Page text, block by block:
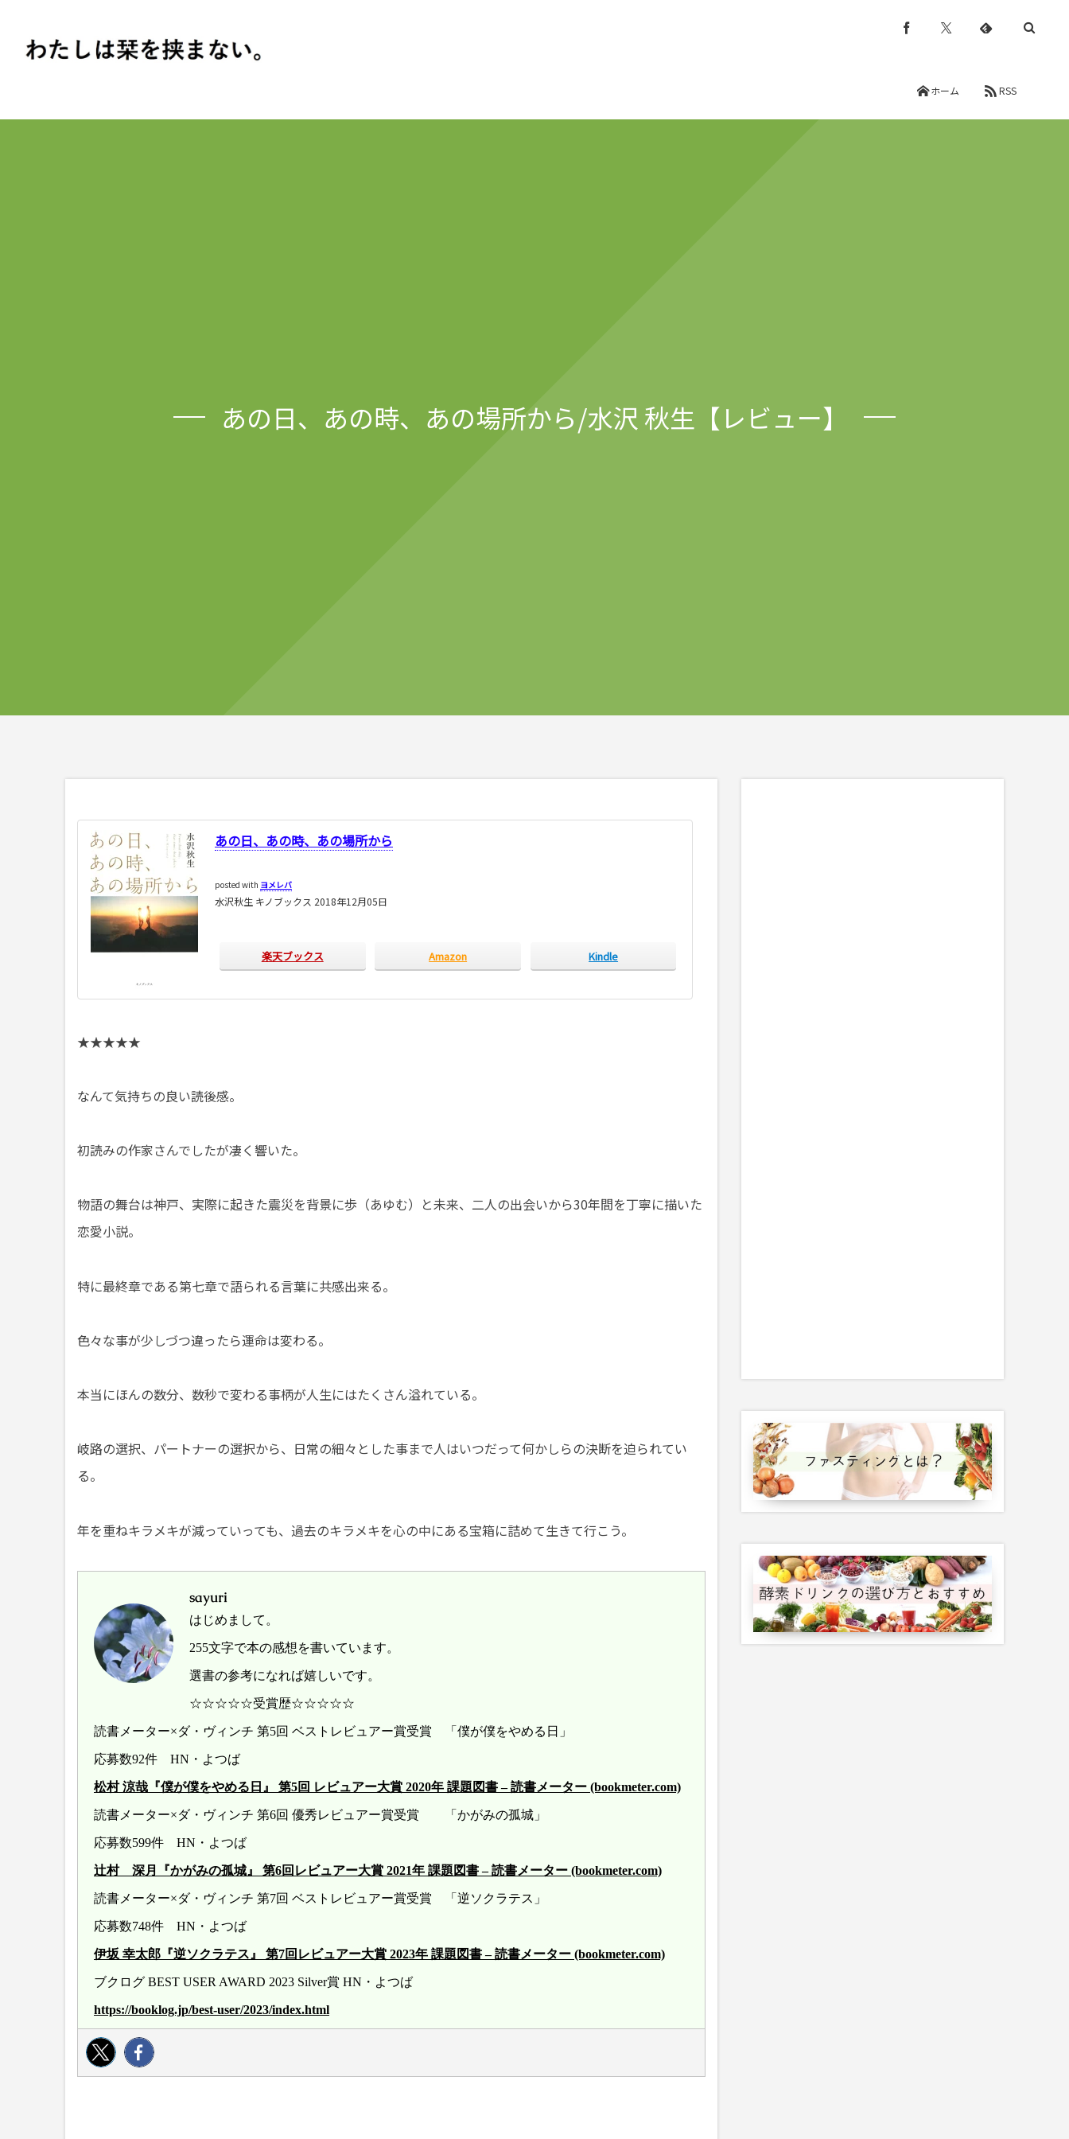
ホーム RSS
あの日、あの時、あの場所から/水沢 秋生【レビュー】
あの日、あの時、あの場所から
posted with ヨメレバ
水沢秋生 キノブックス 2018年12月05日
楽天ブックス Amazon Kindle
★★★★★
なんて気持ちの良い読後感。
初読みの作家さんでしたが凄く響いた。
物語の舞台は神戸、実際に起きた震災を背景に歩（あゆむ）と未来、二人の出会いから30年間を丁寧に描いた
恋愛小説。
特に最終章である第七章で語られる言葉に共感出来る。
色々な事が少しづつ違ったら運命は変わる。
本当にほんの数分、数秒で変わる事柄が人生にはたくさん溢れている。
岐路の選択、パートナーの選択から、日常の細々とした事まで人はいつだって何かしらの決断を迫られてい
る。
年を重ねキラメキが減っていっても、過去のキラメキを心の中にある宝箱に詰めて生きて行こう。
sayuri
はじめまして。
255文字で本の感想を書いています。
選書の参考になれば嬉しいです。
☆☆☆☆☆受賞歴☆☆☆☆☆
読書メーター×ダ・ヴィンチ 第5回 ベストレビュアー賞受賞 「僕が僕をやめる日」
応募数92件 HN・よつば
松村 涼哉『僕が僕をやめる日』 第5回 レビュアー大賞 2020年 課題図書 – 読書メーター (bookmeter.com)
読書メーター×ダ・ヴィンチ 第6回 優秀レビュアー賞受賞 「かがみの孤城」
応募数599件 HN・よつば
辻村 深月『かがみの孤城』 第6回レビュアー大賞 2021年 課題図書 – 読書メーター (bookmeter.com)
読書メーター×ダ・ヴィンチ 第7回 ベストレビュアー賞受賞 「逆ソクラテス」
応募数748件 HN・よつば
伊坂 幸太郎『逆ソクラテス』 第7回レビュアー大賞 2023年 課題図書 – 読書メーター (bookmeter.com)
ブクログ BEST USER AWARD 2023 Silver賞 HN・よつば
https://booklog.jp/best-user/2023/index.html